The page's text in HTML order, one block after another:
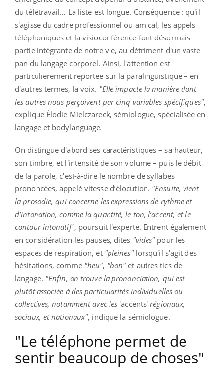
du télétravail… La liste est longue. Conséquence : qu'il
s'agisse du cadre professionnel ou amical, les appels
téléphoniques et la visioconférence font désormais
partie intégrante de notre vie, au détriment d'un vaste
pan du langage corporel. Ainsi, l'attention est
particulièrement reportée sur la paralinguistique – en
d'autres termes, la voix. "Elle impacte la manière dont
les autres nous perçoivent par cinq variables spécifiques",
explique Élodie Mielczareck, sémiologue, spécialisée en
langage et bodylanguage.
On distingue d'abord ses caractéristiques – sa hauteur,
son timbre, et l'intensité de son volume – puis le débit
de la parole, c'est-à-dire le nombre de syllabes
prononcées, appelé vitesse d’élocution. "Ensuite, vient
la prosodie, qui concerne les expressions de rythme et
d’intonation, comme la quantité, le ton, l’accent, et le
contour intonatif", poursuit l'experte. Entrent également
en considération les pauses, dites "vides" pour les
espaces de respiration, et "pleines"lorsqu'il s'agit des
hésitations, comme "heu", "bon" et autres tics de
langage. "Enfin, on trouve la prononciation, qui est
plutôt associée à des particularités individuelles ou
collectives, notamment avec les 'accents' régionaux,
sociaux, et nationaux", indique la sémiologue.
"Le téléphone permet de
sentir beaucoup de choses"